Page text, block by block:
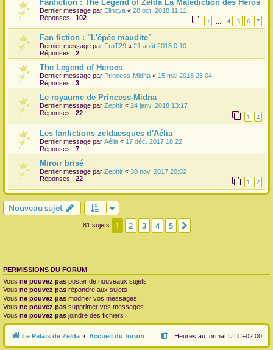
Fanfiction : The Legend of Zelda La Malédiction des Héros
Dernier message par Elincya « 28 oct. 2018 11:11
Réponses : 102 1 4 5 6 7
Fan fiction : "L'épée maudite"
Dernier message par FraT29 « 21 août 2018 0:10
Réponses : 2
The Legend of Heroes
Dernier message par Princess-Midna « 15 mai 2018 23:04
Réponses : 3
Le royaume de Princess-Midna
Dernier message par Zephir « 24 janv. 2018 13:17
Réponses : 22 1 2
Les fanfictions zeldaesques d'Aélia
Dernier message par Aélia « 17 déc. 2017 18:22
Réponses : 7
Miroir brisé
Dernier message par Zephir « 30 nov. 2017 20:02
Réponses : 22 1 2
Nouveau sujet
81 sujets 1 2 3 4 5
PERMISSIONS DU FORUM
Vous ne pouvez pas poster de nouveaux sujets
Vous ne pouvez pas répondre aux sujets
Vous ne pouvez pas modifier vos messages
Vous ne pouvez pas supprimer vos messages
Vous ne pouvez pas joindre des fichiers
Le Palais de Zelda Accueil du forum Heures au format UTC+02:00